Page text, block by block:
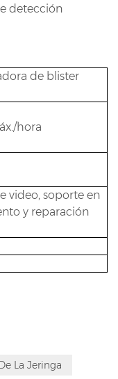
detección
de blister
hora
video, soporte en
y reparación
La Jeringa